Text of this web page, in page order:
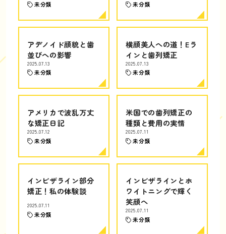
未分類 未分類
アデノイド顔貌と歯
並びへの影響
2025.07.13
未分類
横顔美人への道！Eラ
インと歯列矯正
2025.07.13
未分類
アメリカで波乱万丈
な矯正日記
2025.07.12
未分類
米国での歯列矯正の
種類と費用の実情
2025.07.11
未分類
インビザライン部分
矯正！私の体験談
2025.07.11
未分類
インビザラインとホ
ワイトニングで輝く
笑顔へ
2025.07.11
未分類